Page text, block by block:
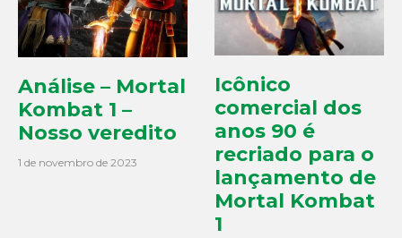
Análise – Mortal
Kombat 1 –
Nosso veredito
1 de novembro de 2023
Icônico
comercial dos
anos 90 é
recriado para o
lançamento de
Mortal Kombat
1